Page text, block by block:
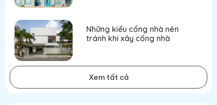
Những kiểu cổng nhà nên
tránh khi xây cổng nhà
Xem tất cả